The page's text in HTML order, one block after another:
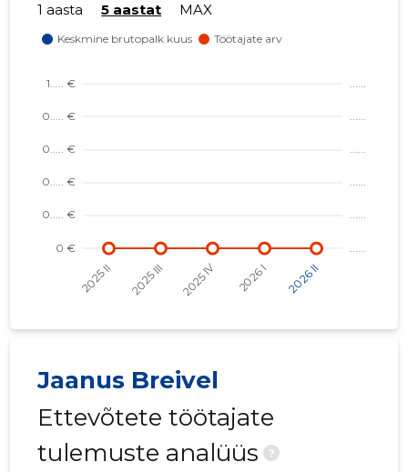
1 aasta 5 aastat MAX
Jaanus Breivel
Ettevõtete töötajate
tulemuste analüüs
?